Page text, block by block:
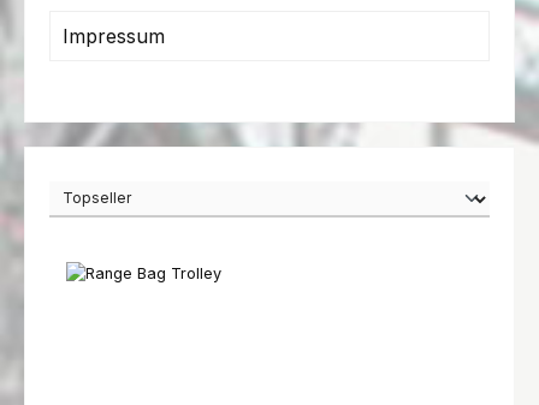
Impressum